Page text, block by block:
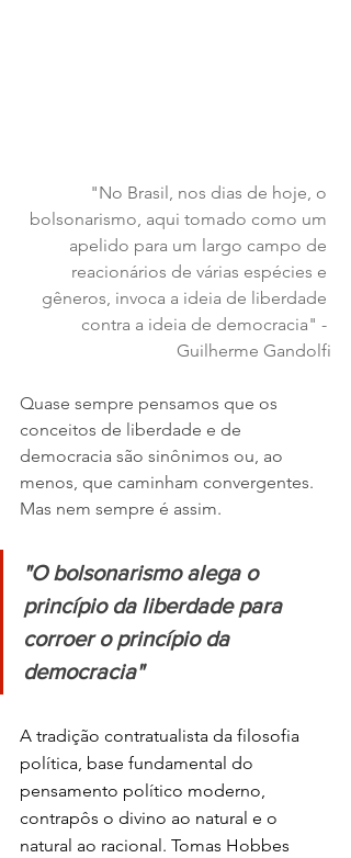
"No Brasil, nos dias de hoje, o
bolsonarismo, aqui tomado como um
apelido para um largo campo de
reacionários de várias espécies e
gêneros, invoca a ideia de liberdade
contra a ideia de democracia" -
Guilherme Gandolfi
Quase sempre pensamos que os
conceitos de liberdade e de
democracia são sinônimos ou, ao
menos, que caminham convergentes.
Mas nem sempre é assim.
"O bolsonarismo alega o
princípio da liberdade para
corroer o princípio da
democracia"
A tradição contratualista da filosofia
política, base fundamental do
pensamento político moderno,
contrapôs o divino ao natural e o
natural ao racional. Tomas Hobbes